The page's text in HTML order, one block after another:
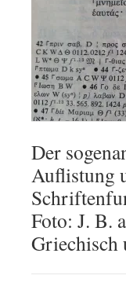
Der
Auflistung
Foto: J. B.
Griechisch